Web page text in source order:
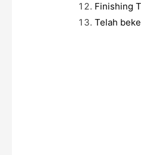
Finishing
Telah